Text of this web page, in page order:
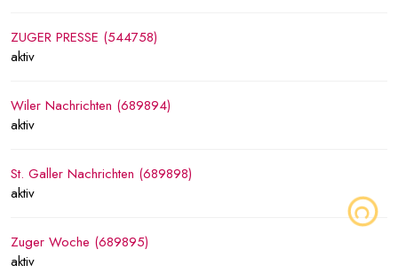
ZUGER PRESSE (544758)
aktiv
Wiler Nachrichten (689894)
aktiv
St. Galler Nachrichten (689898)
aktiv
Zuger Woche (689895)
aktiv